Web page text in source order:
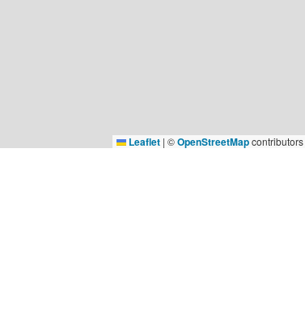
Leaflet | ©OpenStreetMapcontributors